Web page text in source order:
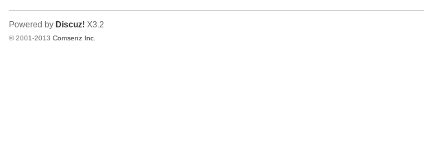
Powered by Discuz! X3.2
© 2001-2013Comsenz Inc.